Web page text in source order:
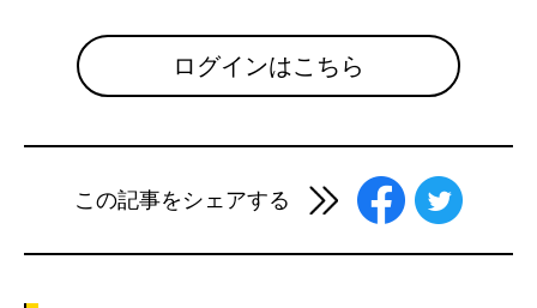
ログインはこちら
この記事をシェアする